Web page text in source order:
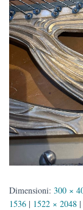
Dimensioni: 300 ×
1536 | 1522 × 2048 |